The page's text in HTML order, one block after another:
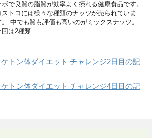
ボで良質の脂質が効率よく摂れる健康食品です。
ストコには様々な種類のナッツが売られていま
。 中でも質も評価も高いのがミックスナッツ。
回は2種類 ...
トン体ダイエット チャレンジ2日目の記
トン体ダイエット チャレンジ4日目の記